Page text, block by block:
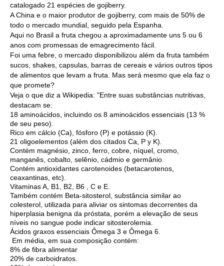
catalogado 21 espécies de gojiberry.
A China e o maior produtor de gojiberry, com mais de 50% de
todo o mercado mundial, seguido pela Espanha.
Aqui no Brasil a fruta chegou a aproximadamente uns 5 ou 6
anos com promessas de emagrecimento fácil.
Foi uma febre, o mercado disponibilizou além da fruta também
sucos, shakes, capsulas, barras de cereais e vários outros tipos
de alimentos que levam a fruta. Mas será mesmo que ela faz o
que promete?
Veja o que diz a Wikipedia: "Entre suas substâncias nutritivas,
destacam se:
18 aminoácidos, incluindo os 8 aminoácidos essenciais (13 %
de seu peso).
Rico em cálcio (Ca), fósforo (P) e potássio (K).
21 oligoelementos (além dos citados Ca, P y K).
Contém magnésio, zinco, ferro, cobre, níquel, cromo,
manganês, cobalto, selênio, cádmio e germânio.
Contém antioxidantes carotenoides (betacarotenos,
ceaxantinas, etc).
Vitaminas A, B1, B2, B6 , C e E.
Também contém Beta-sitosterol, substância similar ao
colesterol, utilizada para aliviar os sintomas decorrentes da
hiperplasia benigna da próstata, porém a elevação de seus
níveis no sangue pode indicar sitosterolemia.
Ácidos graxos essenciais Ômega 3 e Ômega 6.
Em média, em sua composição contém:
8% de fibra alimentar
20% de carboidratos.